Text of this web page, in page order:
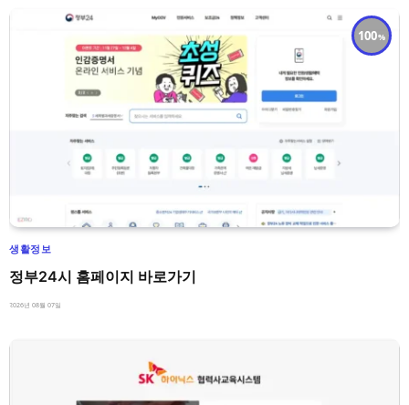
100
생활정보
정부24시 홈페이지 바로가기
2026년 08월 07일